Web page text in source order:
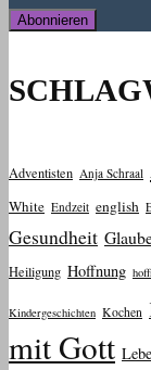
Adventisten Anja Schraal
White Endzeit english
Gesundheit
Heiligung Hoffnung
Kindergeschichten Kochen
mit Gott